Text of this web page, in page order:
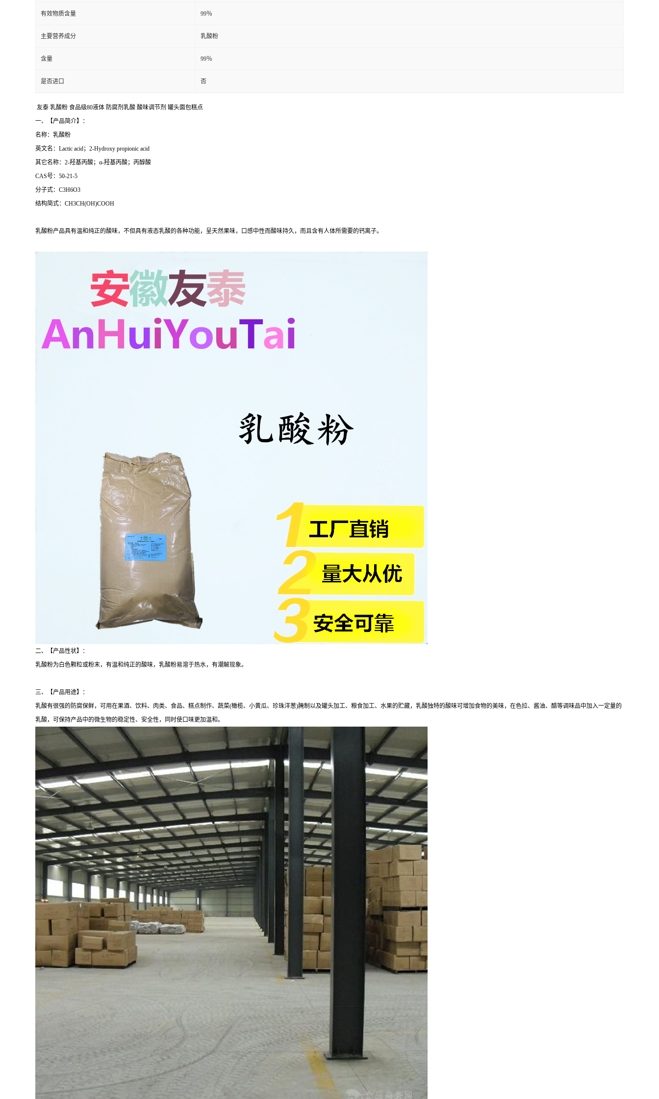
有效物质含量 99％
主要营养成分 乳酸粉
含量 99％
是否进口 否
友泰 乳酸粉 食品级80液体 防腐剂乳酸 酸味调节剂 罐头面包糕点
一、【产品简介】：
名称：乳酸粉
英文名：Lactic acid；2-Hydroxy propionic acid
其它名称：2-羟基丙酸；α-羟基丙酸；丙醇酸
CAS号：50-21-5
分子式：C3H6O3
结构简式：CH3CH(OH)COOH
乳酸粉产品具有温和纯正的酸味，不但具有液态乳酸的各种功能，呈天然果味，口感中性而酸味持久，而且含有人体所需要的钙离子。
二、【产品性状】：
乳酸粉为白色颗粒或粉末，有温和纯正的酸味，乳酸粉易溶于热水，有潮解现象。
三、【产品用途】：
乳酸有很强的防腐保鲜，可用在果酒、饮料、肉类、食品、糕点制作、蔬菜(橄榄、小黄瓜、珍珠洋葱)腌制以及罐头加工、粮食加工、水果的贮藏，乳酸独特的酸味可增加食物的美味，在色拉、酱油、醋等调味品中加入一定量的
乳酸，可保持产品中的微生物的稳定性、安全性，同时使口味更加温和。